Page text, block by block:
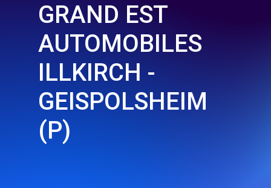
GRAND EST
AUTOMOBILES
ILLKIRCH -
GEISPOLSHEIM
(P)